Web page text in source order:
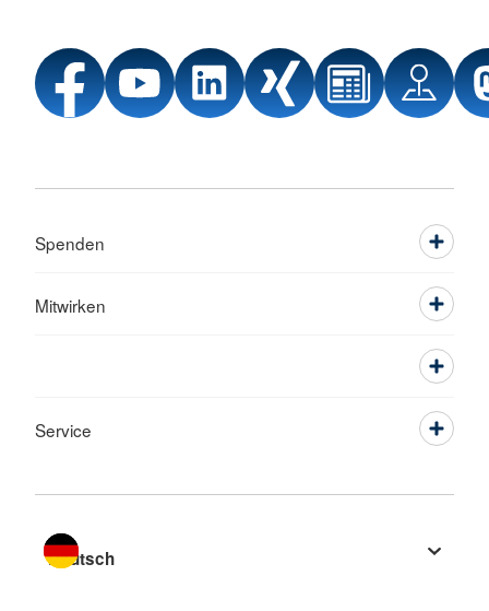
Spenden
Mitwirken
Service
Sprache wechseln zu